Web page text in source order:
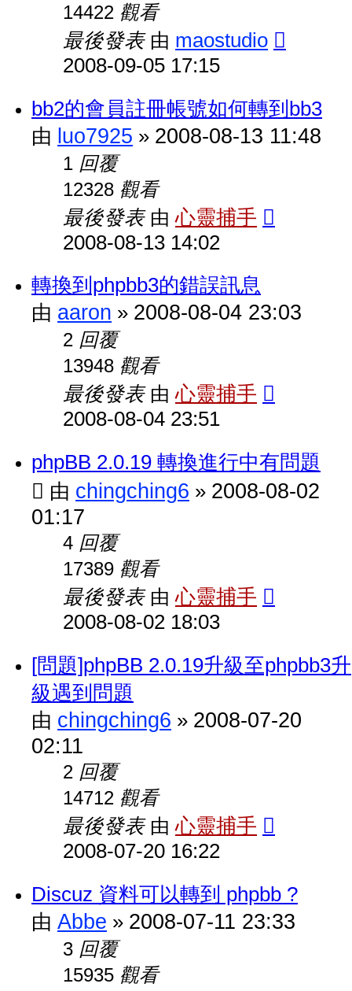
14422 觀看
最後發表 由 maostudio
2008-09-05 17:15
bb2的會員註冊帳號如何轉到bb3
由 luo7925 » 2008-08-13 11:48
1 回覆
12328 觀看
最後發表 由心靈捕手
2008-08-13 14:02
轉換到phpbb3的錯誤訊息
由 aaron » 2008-08-04 23:03
2 回覆
13948 觀看
最後發表 由心靈捕手
2008-08-04 23:51
phpBB 2.0.19 轉換進行中有問題
由 chingching6 » 2008-08-02
01:17
4 回覆
17389 觀看
最後發表 由心靈捕手
2008-08-02 18:03
[問題]phpBB 2.0.19升級至phpbb3升
級遇到問題
由 chingching6 » 2008-07-20
02:11
2 回覆
14712 觀看
最後發表 由心靈捕手
2008-07-20 16:22
Discuz 資料可以轉到 phpbb ?
由 Abbe » 2008-07-11 23:33
3 回覆
15935 觀看